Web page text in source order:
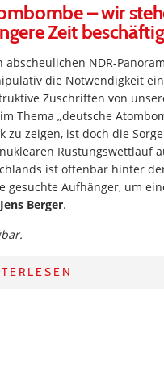
– wir
Zeit
abscheulichen NDR-
die Notwendigkeit
Zuschriften von
Thema „deutsche
zeigen, ist doch die
Rüstungswettlauf
ist offenbar hinter
Aufhänger, um
Jens Berger.